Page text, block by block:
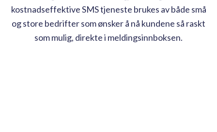
kostnadseffektive SMS tjeneste brukes av både små
og store bedrifter som ønsker å nå kundene så raskt
som mulig, direkte i meldingsinnboksen.